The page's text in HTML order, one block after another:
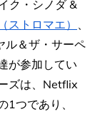
ク・シノダ &
ストロマエ）
ル＆ザ・サーペ
が参加してい
ズは、Netflix
1つであり、